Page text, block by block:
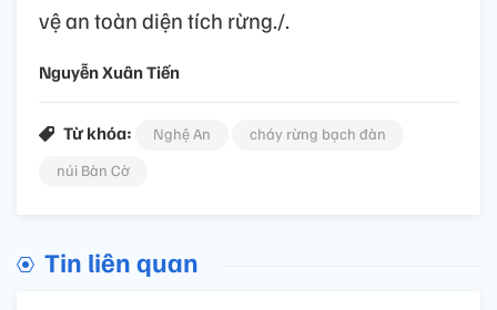
vệ an toàn diện tích rừng./.
Nguyễn Xuân Tiến
Từ khóa: Nghệ An
cháy rừng bạch đàn
núi Bàn Cờ
Tin liên quan